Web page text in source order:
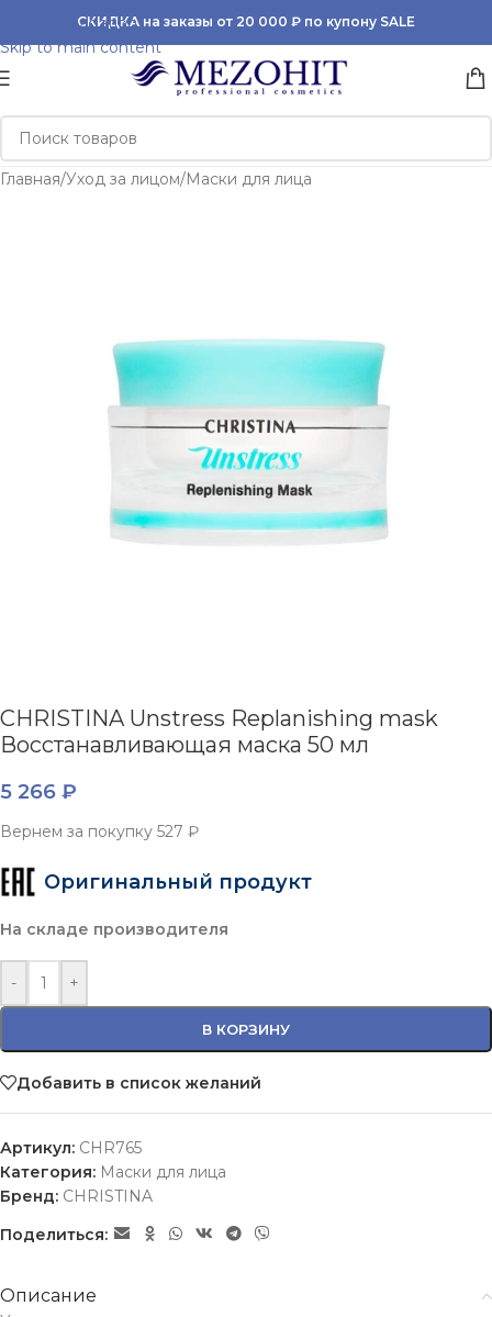
Skip to navigation
Skip to main content
СКИДКА на заказы от 20 000 ₽ по купону SALE
Главная/Уход за лицом/Маски для лица
CHRISTINA Unstress Replanishing mask
Восстанавливающая маска 50 мл
5 266 ₽
Вернем за покупку 527 ₽
Оригинальный продукт
На складе производителя
- +
В КОРЗИНУ
Добавить в список желаний
Артикул: CHR765
Категория: Маски для лица
Бренд: CHRISTINA
Поделиться:
Описание